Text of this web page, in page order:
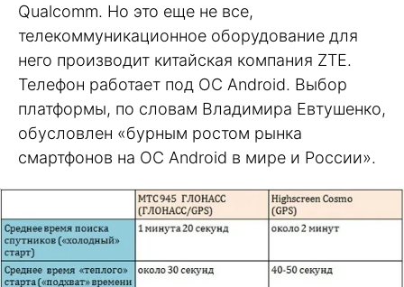
Qualcomm. Но это еще не все,
телекоммуникационное оборудование для
него производит китайская компания ZTE.
Телефон работает под ОС Android. Выбор
платформы, по словам Владимира Евтушенко,
обусловлен «бурным ростом рынка
смартфонов на ОС Android в мире и России».